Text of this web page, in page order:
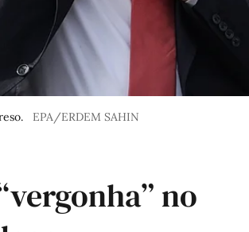
EPA/ERDEM SAHIN
no